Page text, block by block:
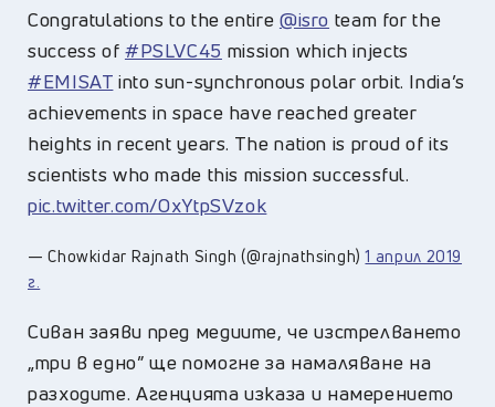
Congratulations to the entire @isro team for the
success of #PSLVC45 mission which injects
#EMISAT into sun-synchronous polar orbit. India’s
achievements in space have reached greater
heights in recent years. The nation is proud of its
scientists who made this mission successful.
pic.twitter.com/OxYtpSVzok
— Chowkidar Rajnath Singh (@rajnathsingh)1 април 2019
г.
Сиван заяви пред медиите, че изстрелването
„три в едно” ще помогне за намаляване на
разходите. Агенцията изказа и намерението